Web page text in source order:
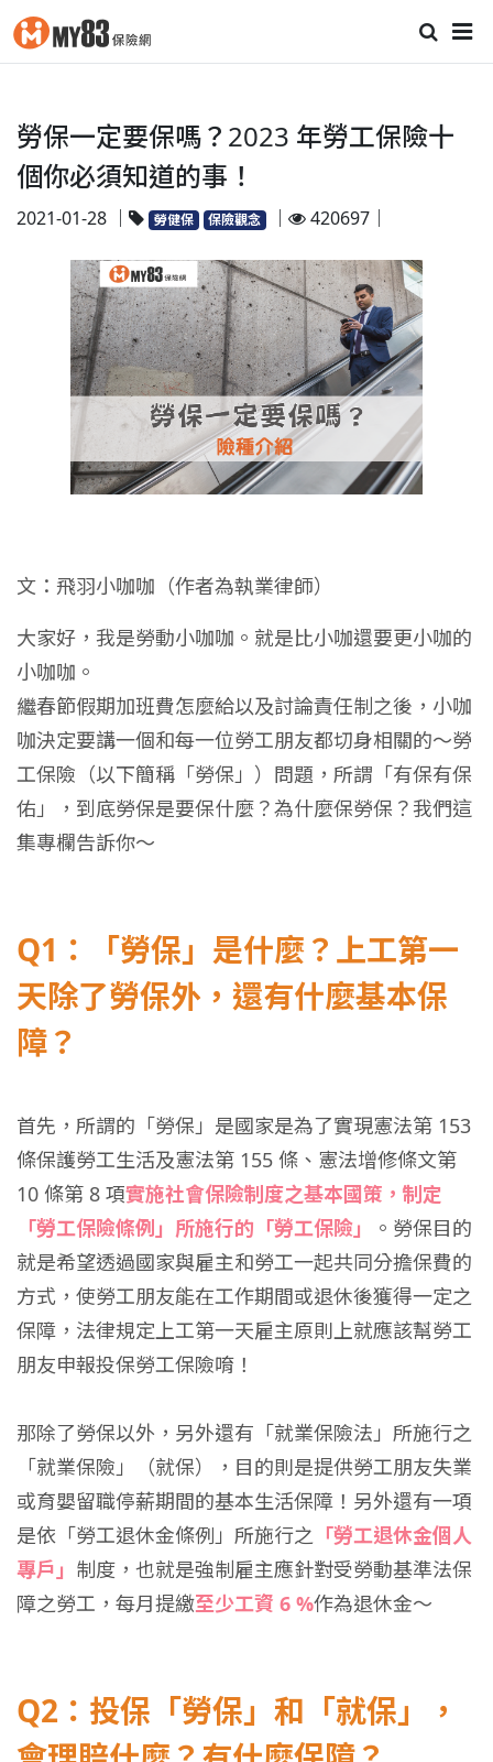
勞保一定要保嗎？2023 年勞工保險十
個你必須知道的事！
2021-01-28 ｜ 勞健保 保險觀念 ｜ 420697｜
文：飛羽小咖咖（作者為執業律師）
大家好，我是勞動小咖咖。就是比小咖還要更小咖的
小咖咖。
繼春節假期加班費怎麼給以及討論責任制之後，小咖
咖決定要講一個和每一位勞工朋友都切身相關的～勞
工保險（以下簡稱「勞保」）問題，所謂「有保有保
佑」，到底勞保是要保什麼？為什麼保勞保？我們這
集專欄告訴你～
Q1：「勞保」是什麼？上工第一
天除了勞保外，還有什麼基本保
障？
首先，所謂的「勞保」是國家是為了實現憲法第 153
條保護勞工生活及憲法第 155 條、憲法增修條文第
10 條第 8 項實施社會保險制度之基本國策，制定
「勞工保險條例」所施行的「勞工保險」
。勞保目的
就是希望透過國家與雇主和勞工一起共同分擔保費的
方式，使勞工朋友能在工作期間或退休後獲得一定之
保障，法律規定上工第一天雇主原則上就應該幫勞工
朋友申報投保勞工保險唷！
那除了勞保以外，另外還有「就業保險法」所施行之
「就業保險」（就保），目的則是提供勞工朋友失業
或育嬰留職停薪期間的基本生活保障！另外還有一項
是依「勞工退休金條例」所施行之 「勞工退休金個人
專戶」 制度，也就是強制雇主應針對受勞動基準法保
障之勞工，每月提繳至少工資 6 %作為退休金～
Q2：投保「勞保」和「就保」，